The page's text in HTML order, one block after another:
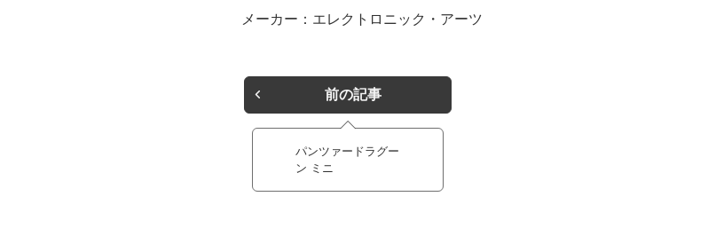
メーカー：エレクトロニック・アーツ
前の記事
パンツァードラグー
ン ミニ